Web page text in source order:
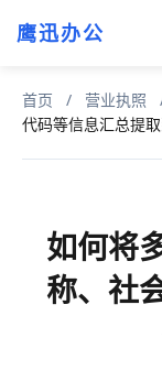
鹰迅办公
首页 / 营业执照
代码等信息汇总提
如何将
称、社